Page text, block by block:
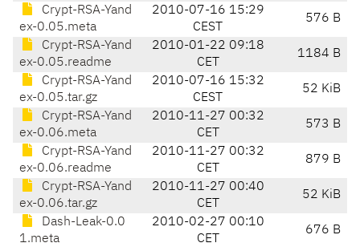
Crypt-RSA-Yand
ex-0.05.meta
2010-07-16 15:29
CEST
576 B
Crypt-RSA-Yand
ex-0.05.readme
2010-01-22 09:18
CET
1184 B
Crypt-RSA-Yand
ex-0.05.tar.gz
2010-07-16 15:32
CEST
52 KiB
Crypt-RSA-Yand
ex-0.06.meta
2010-11-27 00:32
CET
573 B
Crypt-RSA-Yand
ex-0.06.readme
2010-11-27 00:32
CET
879 B
Crypt-RSA-Yand
ex-0.06.tar.gz
2010-11-27 00:40
CET
52 KiB
Dash-Leak-0.0
1.meta
2010-02-27 00:10
CET
676 B